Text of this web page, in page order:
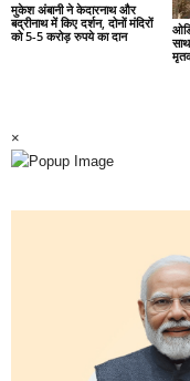
मुकेश अंबानी ने केदारनाथ और
बद्रीनाथ में किए दर्शन, दोनों मंदिरों
को 5-5 करोड़ रुपये का दान
×